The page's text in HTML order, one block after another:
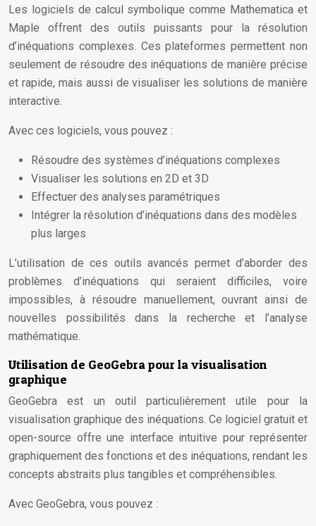
Les logiciels de calcul symbolique comme Mathematica et
Maple offrent des outils puissants pour la résolution
d’inéquations complexes. Ces plateformes permettent non
seulement de résoudre des inéquations de manière précise
et rapide, mais aussi de visualiser les solutions de manière
interactive.
Avec ces logiciels, vous pouvez :
Résoudre des systèmes d’inéquations complexes
Visualiser les solutions en 2D et 3D
Effectuer des analyses paramétriques
Intégrer la résolution d’inéquations dans des modèles
plus larges
L’utilisation de ces outils avancés permet d’aborder des
problèmes d’inéquations qui seraient difficiles, voire
impossibles, à résoudre manuellement, ouvrant ainsi de
nouvelles possibilités dans la recherche et l’analyse
mathématique.
Utilisation de GeoGebra pour la visualisation
graphique
GeoGebra est un outil particulièrement utile pour la
visualisation graphique des inéquations. Ce logiciel gratuit et
open-source offre une interface intuitive pour représenter
graphiquement des fonctions et des inéquations, rendant les
concepts abstraits plus tangibles et compréhensibles.
Avec GeoGebra, vous pouvez :